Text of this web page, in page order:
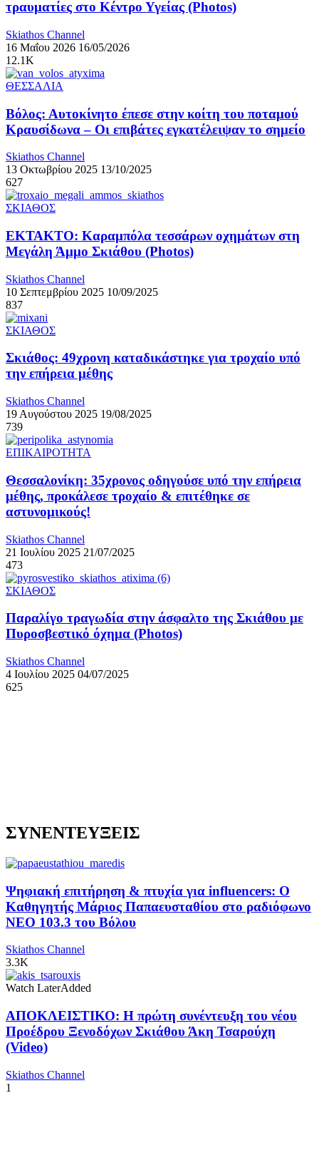
τραυματίες στο Κέντρο Υγείας (Photos)
Skiathos Channel
16 Μαΐου 2026 16/05/2026
12.1K
ΘΕΣΣΑΛΙΑ
Βόλος: Αυτοκίνητο έπεσε στην κοίτη του ποταμού
Κραυσίδωνα – Οι επιβάτες εγκατέλειψαν το σημείο
Skiathos Channel
13 Οκτωβρίου 2025 13/10/2025
627
ΣΚΙΑΘΟΣ
ΕΚΤΑΚΤΟ: Καραμπόλα τεσσάρων οχημάτων στη
Μεγάλη Άμμο Σκιάθου (Photos)
Skiathos Channel
10 Σεπτεμβρίου 2025 10/09/2025
837
ΣΚΙΑΘΟΣ
Σκιάθος: 49χρονη καταδικάστηκε για τροχαίο υπό
την επήρεια μέθης
Skiathos Channel
19 Αυγούστου 2025 19/08/2025
739
ΕΠΙΚΑΙΡΟΤΗΤΑ
Θεσσαλονίκη: 35χρονος οδηγούσε υπό την επήρεια
μέθης, προκάλεσε τροχαίο & επιτέθηκε σε
αστυνομικούς!
Skiathos Channel
21 Ιουλίου 2025 21/07/2025
473
ΣΚΙΑΘΟΣ
Παραλίγο τραγωδία στην άσφαλτο της Σκιάθου με
Πυροσβεστικό όχημα (Photos)
Skiathos Channel
4 Ιουλίου 2025 04/07/2025
625
ΣΥΝΕΝΤΕΥΞΕΙΣ
Ψηφιακή επιτήρηση & πτυχία για influencers: Ο
Καθηγητής Μάριος Παπαευσταθίου στο ραδιόφωνο
NEO 103.3 του Βόλου
Skiathos Channel
3.3K
Watch LaterAdded
ΑΠΟΚΛΕΙΣΤΙΚΟ: Η πρώτη συνέντευξη του νέου
Προέδρου Ξενοδόχων Σκιάθου Άκη Τσαρούχη
(Video)
Skiathos Channel
1